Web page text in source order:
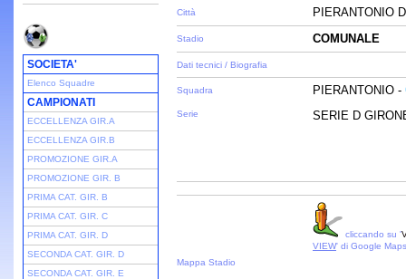
SOCIETA'
Elenco Squadre
CAMPIONATI
ECCELLENZA GIR.A
ECCELLENZA GIR.B
PROMOZIONE GIR.A
PROMOZIONE GIR. B
PRIMA CAT. GIR. B
PRIMA CAT. GIR. C
PRIMA CAT. GIR. D
SECONDA CAT. GIR. D
SECONDA CAT. GIR. E
Città PIERANTONIO
Stadio COMUNALE
Dati tecnici / Biografia
Squadra
Serie
PIERANTONIO -
SERIE D
cliccando su '
VIEW' di Google Maps
Mappa Stadio